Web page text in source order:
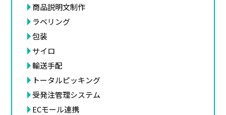
商品説明文制作
ラベリング
包装
サイロ
輸送手配
トータルピッキング
受発注管理システム
ECモール連携